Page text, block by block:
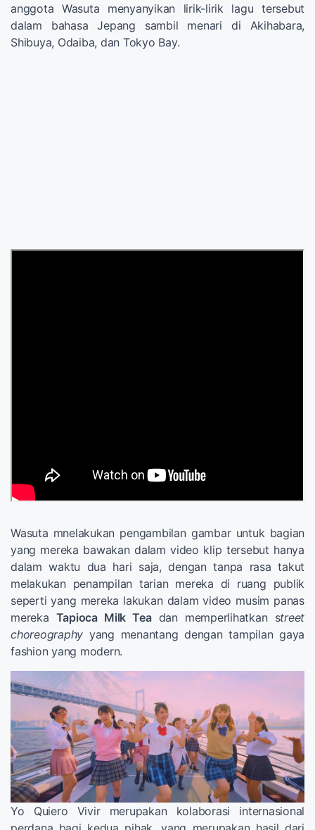
anggota Wasuta menyanyikan lirik-lirik lagu tersebut
dalam bahasa Jepang sambil menari di Akihabara,
Shibuya, Odaiba, dan Tokyo Bay.
Wasuta mnelakukan pengambilan gambar untuk bagian
yang mereka bawakan dalam video klip tersebut hanya
dalam waktu dua hari saja, dengan tanpa rasa takut
melakukan penampilan tarian mereka di ruang publik
seperti yang mereka lakukan dalam video musim panas
mereka Tapioca Milk Teadan memperlihatkan street
choreography yang menantang dengan tampilan gaya
fashion yang modern.
Yo Quiero Vivir merupakan kolaborasi internasional